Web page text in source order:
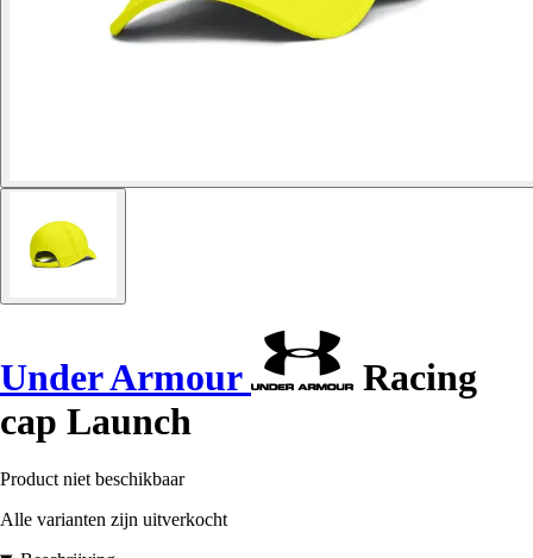
Under Armour
Racing
cap Launch
Product niet beschikbaar
Alle varianten zijn uitverkocht